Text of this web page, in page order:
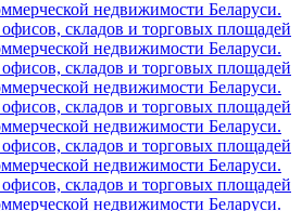
недвижимости Беларуси.
складов и торговых площадей
недвижимости Беларуси.
складов и торговых площадей
недвижимости Беларуси.
складов и торговых площадей
недвижимости Беларуси.
складов и торговых площадей
недвижимости Беларуси.
складов и торговых площадей
недвижимости Беларуси.